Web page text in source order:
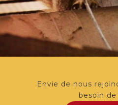
Envie de nous
besoin de